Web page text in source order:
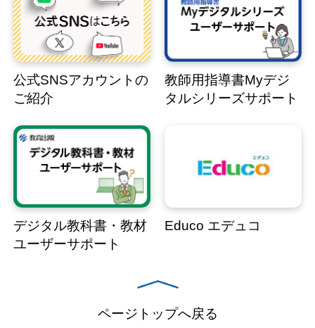
公式SNSアカウントの
ご紹介
教師用指導書Myデジ
タルシリーズサポート
デジタル教科書・教材
ユーザーサポート
Educo エデュコ
ページトップへ戻る